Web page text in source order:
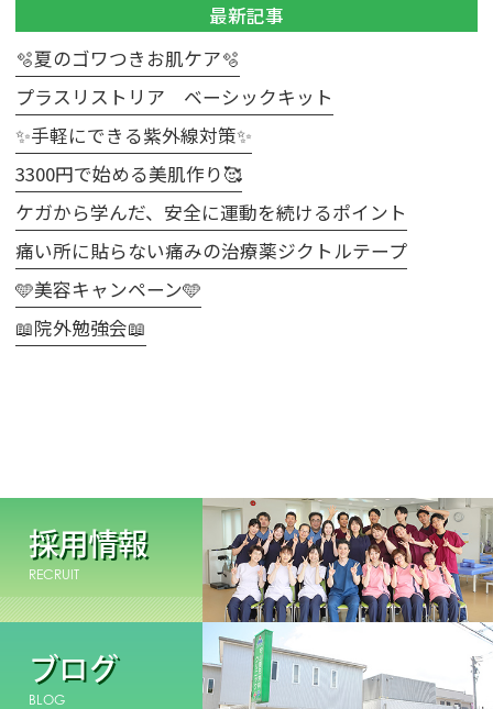
最新記事
🫧夏のゴワつきお肌ケア🫧
プラスリストリア ベーシックキット
✨手軽にできる紫外線対策✨
3300円で始める美肌作り🥰
ケガから学んだ、安全に運動を続けるポイント
痛い所に貼らない痛みの治療薬ジクトルテープ
🩵美容キャンペーン🩵
📖院外勉強会📖
採用情報
RECRUIT
ブログ
BLOG